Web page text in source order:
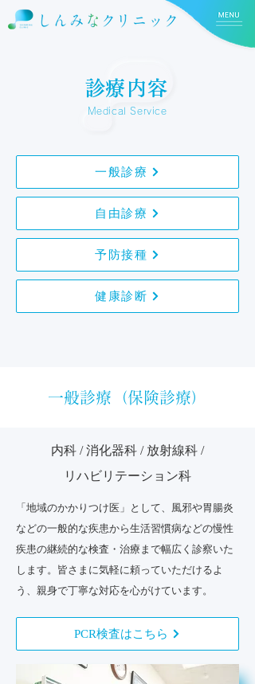
​診療内容
Medical Service
一般診療
自由診療
予防接種
健康診断
一般診療（保険診療）
内科 / 消化器科 / 放射線科 /
リハビリテーション科
「地域のかかりつけ医」として、風邪や胃腸炎
などの一般的な疾患から生活習慣病などの慢性
疾患の継続的な検査・治療まで幅広く診察いた
します。皆さまに気軽に頼っていただけるよ
う、親身で丁寧な対応を心がけています。
PCR検査はこちら